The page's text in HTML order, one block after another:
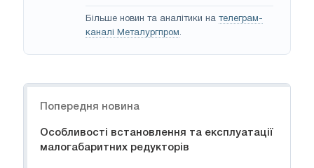
Більше новин та аналітики на телеграм-
каналі Металургпром.
Попередня новина
Особливості встановлення та експлуатації
малогабаритних редукторів